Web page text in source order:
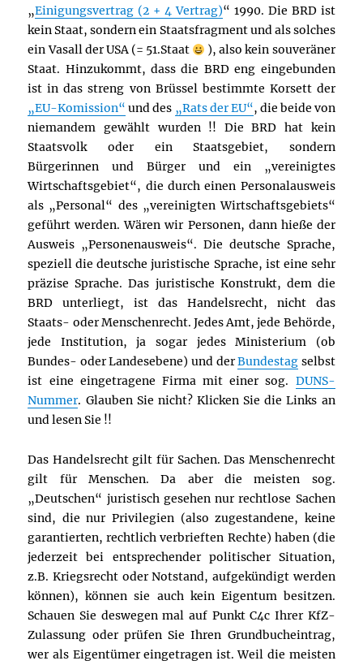
„Einigungsvertrag (2 + 4 Vertrag)“ 1990. Die BRD ist
kein Staat, sondern ein Staatsfragment und als solches
ein Vasall der USA (= 51.Staat
), also kein souveräner
Staat. Hinzukommt, dass die BRD eng eingebunden
ist in das streng von Brüssel bestimmte Korsett der
„EU-Komission“ und des „Rats der EU“, die beide von
niemandem gewählt wurden !! Die BRD hat kein
Staatsvolk oder ein Staatsgebiet, sondern
Bürgerinnen und Bürger und ein „vereinigtes
Wirtschaftsgebiet“, die durch einen Personalausweis
als „Personal“ des „vereinigten Wirtschaftsgebiets“
geführt werden. Wären wir Personen, dann hieße der
Ausweis „Personenausweis“. Die deutsche Sprache,
speziell die deutsche juristische Sprache, ist eine sehr
präzise Sprache. Das juristische Konstrukt, dem die
BRD unterliegt, ist das Handelsrecht, nicht das
Staats- oder Menschenrecht. Jedes Amt, jede Behörde,
jede Institution, ja sogar jedes Ministerium (ob
Bundes- oder Landesebene) und derBundestag selbst
ist eine eingetragene Firma mit einer sog. DUNS-
Nummer. Glauben Sie nicht? Klicken Sie die Links an
und lesen Sie !!
Das Handelsrecht gilt für Sachen. Das Menschenrecht
gilt für Menschen. Da aber die meisten sog.
„Deutschen“ juristisch gesehen nur rechtlose Sachen
sind, die nur Privilegien (also zugestandene, keine
garantierten, rechtlich verbrieften Rechte) haben (die
jederzeit bei entsprechender politischer Situation,
z.B. Kriegsrecht oder Notstand, aufgekündigt werden
können), können sie auch kein Eigentum besitzen.
Schauen Sie deswegen mal auf Punkt C4c Ihrer KfZ-
Zulassung oder prüfen Sie Ihren Grundbucheintrag,
wer als Eigentümer eingetragen ist. Weil die meisten